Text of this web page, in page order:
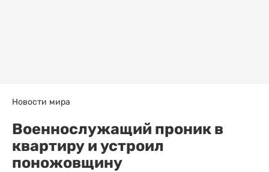
Новости мира
Военнослужащий проник в
квартиру и устроил
поножовщину